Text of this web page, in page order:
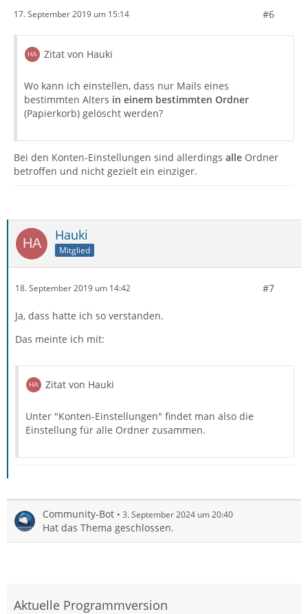
17. September 2019 um 15:14 #6
Zitat von Hauki
Wo kann ich einstellen, dass nur Mails eines
bestimmten Alters in einem bestimmten Ordner
(Papierkorb) gelöscht werden?
Bei den Konten-Einstellungen sind allerdings alle Ordner
betroffen und nicht gezielt ein einziger.
Hauki
Mitglied
18. September 2019 um 14:42 #7
Ja, dass hatte ich so verstanden.
Das meinte ich mit:
Zitat von Hauki
Unter "Konten-Einstellungen" findet man also die
Einstellung für alle Ordner zusammen.
Community-Bot 3. September 2024 um 20:40
Hat das Thema geschlossen.
Aktuelle Programmversion